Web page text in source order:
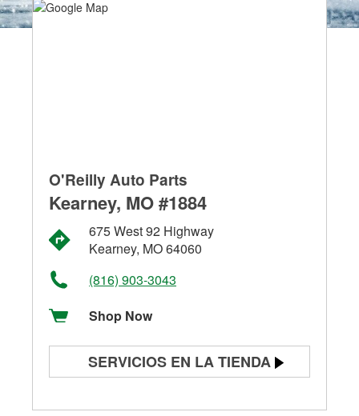
O'Reilly Auto Parts
Kearney, MO #1884
675 West 92 Highway
Kearney, MO 64060
(816) 903-3043
Shop Now
SERVICIOS EN LA TIENDA